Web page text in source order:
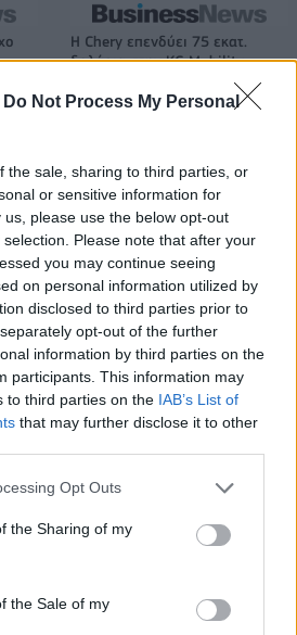
Do Not Process My Personal
the sale, sharing to third parties, or
or sensitive information for
please use the below opt-out
Please note that after your
you may continue seeing
on personal information utilized by
disclosed to third parties prior to
opt-out of the further
information by third parties on the
participants. This information may
to third parties on the IAB’s List of
that may further disclose it to other
Opt Outs
the Sharing of my
the Sale of my
Η Chery επενδύει 75 εκατ.
δολάρια στην KG Mobility
18.990 ευρώ
Πάρκερ: «Όνειρό μου να
κατακτήσω το ΝΒΑ Europe με τη
Βιλερμπάν» - Η διευκρινιστική
ανάρτηση που έκανε
393 εκατ. ευρώ στο α' εξάμηνο – Στα 734
4,3
δισ. ευρώ ως το 2028 για την